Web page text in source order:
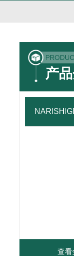
产
查看